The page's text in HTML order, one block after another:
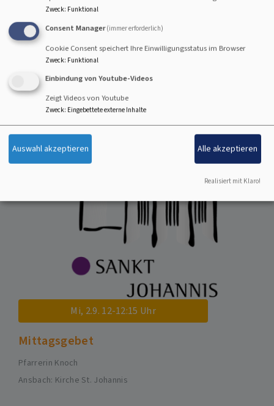
Mi, 2.9. 12-12:15 Uhr
Mittagsgebet
Pfarrerin Knoch
Ansbach Kirche St. Johannis
Zweck: Funktional
Consent Manager (immer erforderlich)
Cookie Consent speichert Ihre Einwilligungsstatus im Browser
Zweck: Funktional
Einbindung von Youtube-Videos
Zeigt Videos von Youtube
Zweck: Eingebettete externe Inhalte
Auswahl akzeptieren Alle akzeptieren
Realisiert mit Klaro!